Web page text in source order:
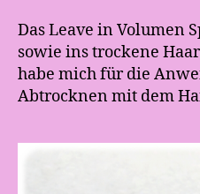
Das Leave in Volumen
sowie ins trockene
habe mich für die
Abtrocknen mit dem